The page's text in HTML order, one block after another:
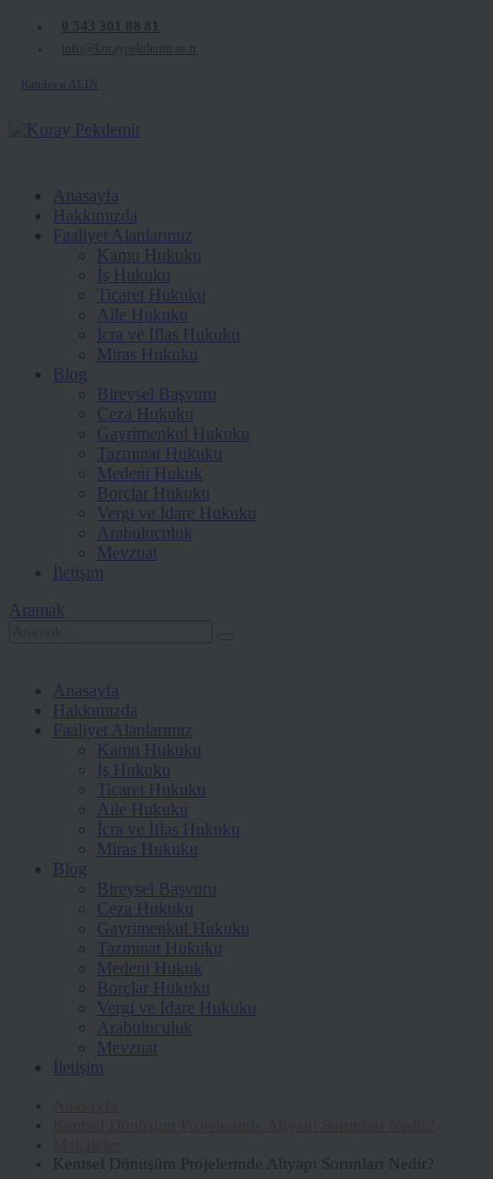
Randevu ALIN
Anasayfa
Hakkımızda
Faaliyet Alanlarımız
Kamu Hukuku
İş Hukuku
Ticaret Hukuku
Aile Hukuku
İcra ve İflas Hukuku
Miras Hukuku
Blog
Bireysel Başvuru
Ceza Hukuku
Gayrimenkul Hukuku
Tazminat Hukuku
Medeni Hukuk
Borçlar Hukuku
Vergi ve İdare Hukuku
Arabuluculuk
Mevzuat
İletişim
Aramak
Anasayfa
Hakkımızda
Faaliyet Alanlarımız
Kamu Hukuku
İş Hukuku
Ticaret Hukuku
Aile Hukuku
İcra ve İflas Hukuku
Miras Hukuku
Blog
Bireysel Başvuru
Ceza Hukuku
Gayrimenkul Hukuku
Tazminat Hukuku
Medeni Hukuk
Borçlar Hukuku
Vergi ve İdare Hukuku
Arabuluculuk
Mevzuat
İletişim
Kentsel Dönüşüm Projelerinde Altyapı Sorunları Nedir?